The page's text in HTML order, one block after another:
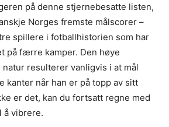
på denne stjernebesatte listen,
Norges fremste målscorer –
spillere i fotballhistorien som har
på færre kamper. Den høye
resulterer vanligvis i at mål
kanter når han er på topp av sitt
er det, kan du fortsatt regne med
å vibrere.